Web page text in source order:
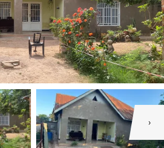
›